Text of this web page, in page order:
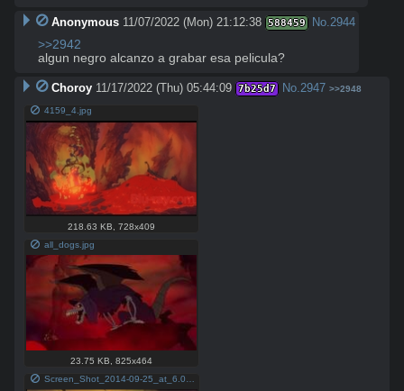
Anonymous 11/07/2022 (Mon) 21:12:38 588459 No. 2944
>>2942
algun negro alcanzo a grabar esa pelicula?
Choroy 11/17/2022 (Thu) 05:44:09 7b25d7 No. 2947 >>2948
4159_4.jpg
218.63 KB
728x409
all_dogs.jpg
23.75 KB
825x464
Screen_Shot_2014-09-25_at_6.09.14_pm.png